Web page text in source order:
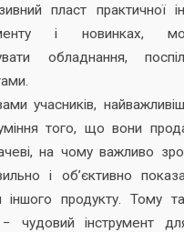
пласт практичної
і новинках,
обладнання,
учасників,
того, що вони
на чому важливо
і об’єктивно
іншого продукту. Тому
чудовий інструмент